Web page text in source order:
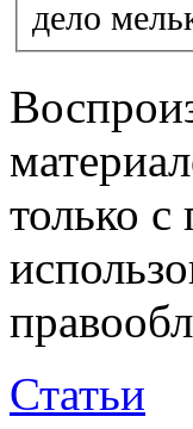
только
Статьи